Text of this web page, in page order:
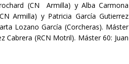
(CN Armilla) y Alba Carmona
Armilla) y Patricia García Gutierrez
Lozano García (Corcheras). Máster
Cabrera (RCN Motril). Máster 60: Juan